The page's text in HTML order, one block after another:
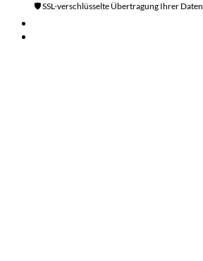
🛡️ SSL-verschlüsselte Übertragung Ihrer Daten